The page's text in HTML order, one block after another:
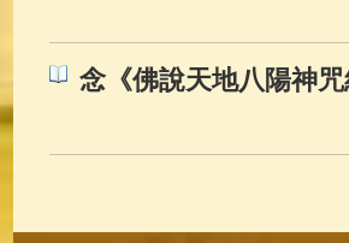
念《佛說天地八陽神